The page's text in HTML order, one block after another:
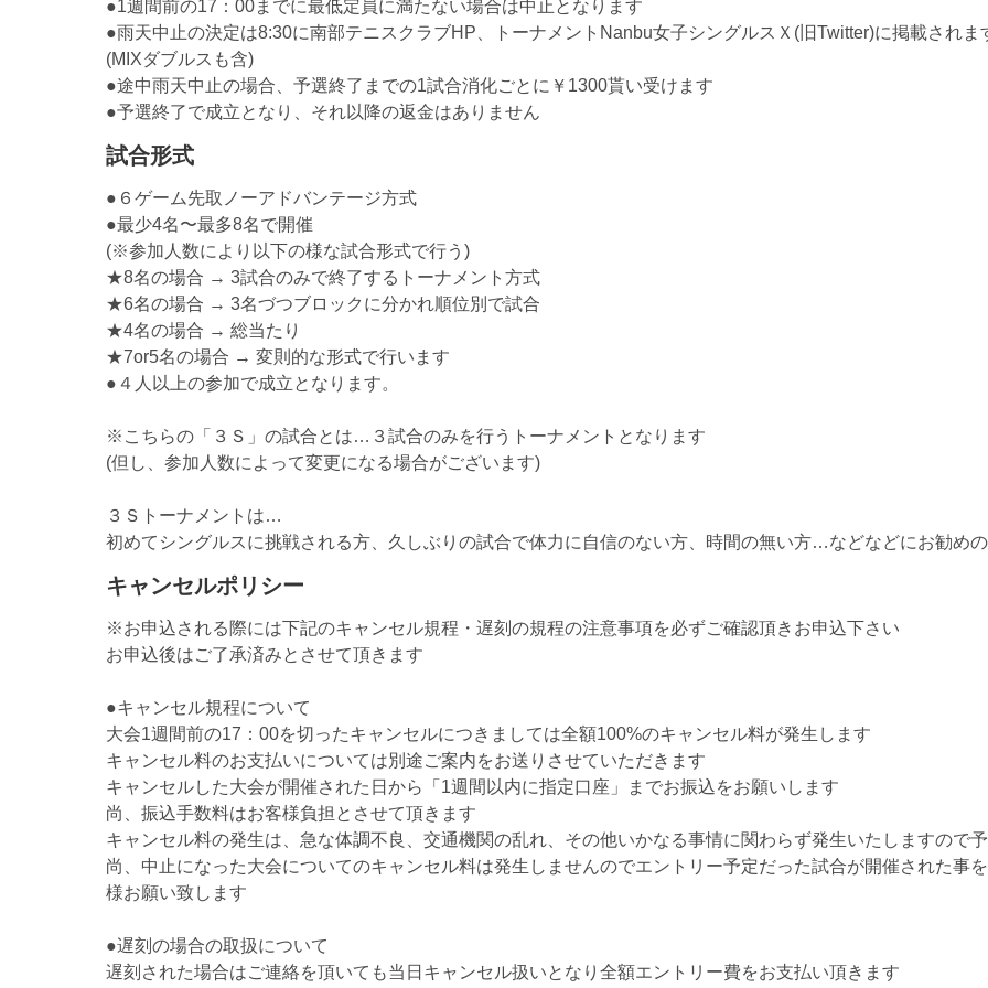
●1週間前の17：00までに最低定員に満たない場合は中止となります
●雨天中止の決定は8:30に南部テニスクラブHP、トーナメントNanbu女子シングルスＸ(旧Twitter)に掲載されま
(MIXダブルスも含)
●途中雨天中止の場合、予選終了までの1試合消化ごとに￥1300貰い受けます
●予選終了で成立となり、それ以降の返金はありません
試合形式
●６ゲーム先取ノーアドバンテージ方式
●最少4名〜最多8名で開催
(※参加人数により以下の様な試合形式で行う)
★8名の場合 → 3試合のみで終了するトーナメント方式
★6名の場合 → 3名づつブロックに分かれ順位別で試合
★4名の場合 → 総当たり
★7or5名の場合 → 変則的な形式で行います
●４人以上の参加で成立となります。
※こちらの「３Ｓ」の試合とは…３試合のみを行うトーナメントとなります
(但し、参加人数によって変更になる場合がございます)
３Ｓトーナメントは…
初めてシングルスに挑戦される方、久しぶりの試合で体力に自信のない方、時間の無い方…などなどにお勧め
キャンセルポリシー
※お申込される際には下記のキャンセル規程・遅刻の規程の注意事項を必ずご確認頂きお申込下さい
お申込後はご了承済みとさせて頂きます
●キャンセル規程について
大会1週間前の17：00を切ったキャンセルにつきましては全額100%のキャンセル料が発生します
キャンセル料のお支払いについては別途ご案内をお送りさせていただきます
キャンセルした大会が開催された日から「1週間以内に指定口座」までお振込をお願いします
尚、振込手数料はお客様負担とさせて頂きます
キャンセル料の発生は、急な体調不良、交通機関の乱れ、その他いかなる事情に関わらず発生いたしますので
尚、中止になった大会についてのキャンセル料は発生しませんのでエントリー予定だった試合が開催された事
様お願い致します
●遅刻の場合の取扱について
遅刻された場合はご連絡を頂いても当日キャンセル扱いとなり全額エントリー費をお支払い頂きます